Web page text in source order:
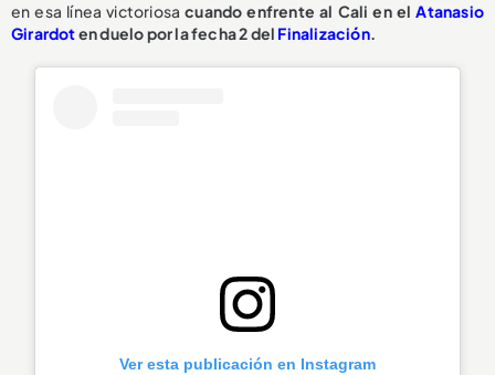
en esa línea victoriosacuando enfrente al Cali en elAtanasio
Girardoten duelo por la fecha 2 del Finalización.
Ver esta publicación en Instagram